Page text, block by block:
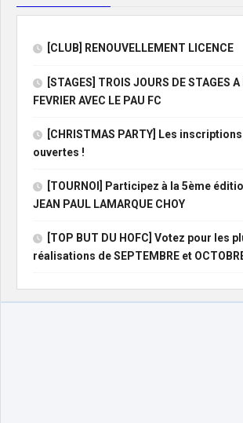
[CLUB] RENOUVELLEMENT LICENCE
[STAGES] TROIS JOURS DE STAGES A
FEVRIER AVEC LE PAU FC
[CHRISTMAS PARTY] Les
ouvertes !
[TOURNOI] Participez à la 5ème
JEAN PAUL LAMARQUE CHOY
[TOP BUT DU HOFC] Votez pour les
réalisations de SEPTEMBRE et